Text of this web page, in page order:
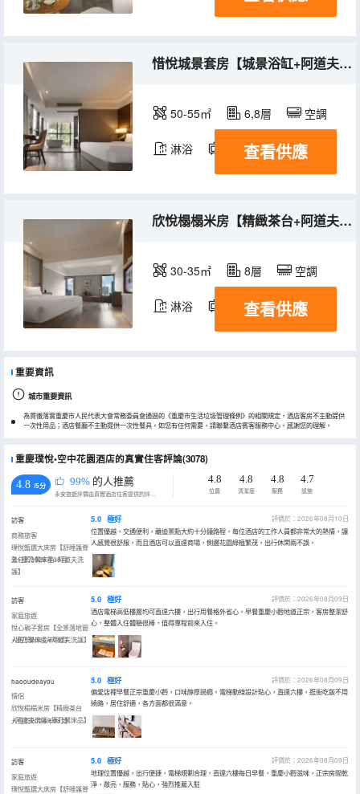
惜悅城景套房【城景浴缸+阿道夫洗護+康乃馨床品】
50-55㎡ 6,8層 空調
淋浴 電視機
查看供應
欣悅榻榻米房【精緻茶台+阿道夫洗護+康乃馨床品】
30-35㎡ 8層 空調
淋浴 電視機
查看供應
重要資訊
城市重要資訊
為貫徹落實重慶市人民代表大會常務委員會通過的《重慶市生活垃圾管理條例》的相關規定，酒店客房不主動提供
一次性用品；酒店餐廳不主動提供一次性餐具。如您有任何需要，請聯繫酒店賓客服務中心，感謝您的理解。
重慶璞悅•空中花園酒店的真實住客評論(3078)
4.8 /5分 99% 的人推薦
永安旅遊評價由真實酒店住客提供的評價。
4.8
位置
4.8
清潔度
4.8
服務
4.7
設施
訪客
商務旅客
璞悅甑選大床房【舒睡護脊
墊+康乃馨床品+阿道夫洗
護】
入住於2026年08月
5.0 極好
評價於：2026年08月10日
位置優越，交通便利，離迪景點大約十分鐘路程，每位酒店的工作人員都非常大的熱情，讓
人感覺很舒服，而且酒店可以直達商場，側邊花園綠植繁茂，出行休閑兩不誤。
訪客
家庭旅遊
悅心親子套房【全景落地窗
+康乃馨床品+阿道夫洗護】
入住於2026年08月
5.0 極好
評價於：2026年08月09日
酒店電梯高低樓層均可直達六樓，出行用餐格外省心。早餐重慶小麪地道正宗，客房整潔舒
心，整體入住體驗很棒，值得專程前來入住。
haooudeayou
情侶
欣悅榻榻米房【精緻茶台
+阿道夫洗護+康乃馨床品】
入住於2026年08月
5.0 極好
評價於：2026年08月09日
偏愛店裡早餐正宗重慶小麪，口味醇厚過癮。電梯動線設計貼心，直達六樓，逛街吃飯不用
繞路，居住舒適，各方面都很滿意。
訪客
家庭旅遊
璞悅甑選大床房【舒睡護脊
5.0 極好
評價於：2026年08月09日
地理位置優越，出行便捷，電梯規劃合理，直達六樓每日早餐，重慶小麪滋味，正宗房間乾
淨，敞亮，服務，貼心，強烈推薦入駐